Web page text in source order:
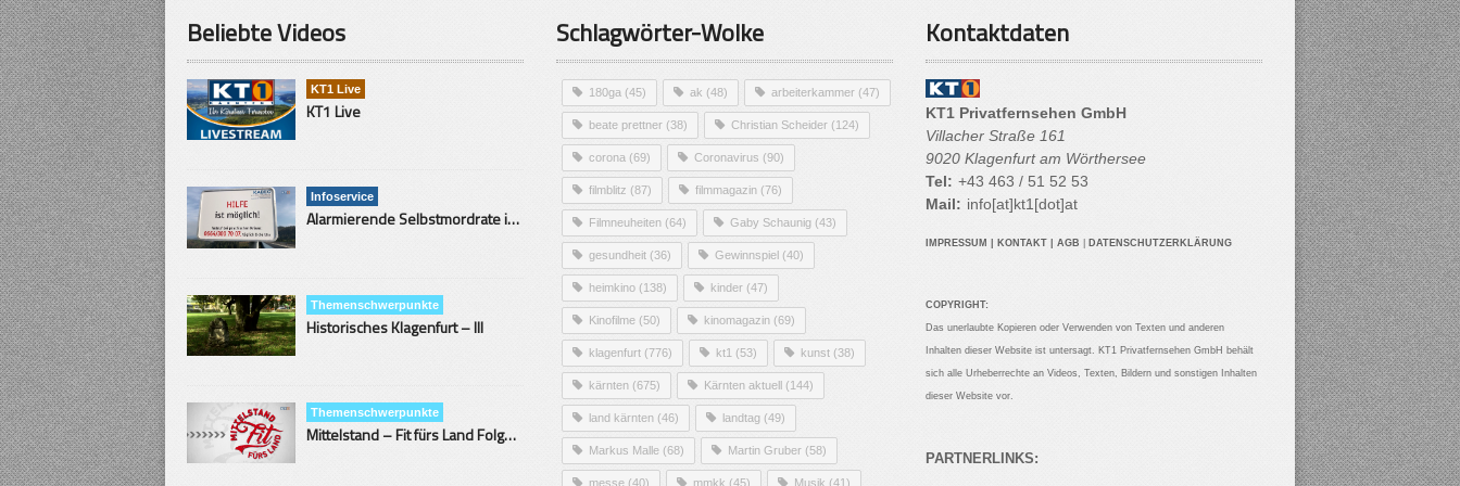
Beliebte Videos
KT1 Live
KT1 Live
Infoservice
Alarmierende Selbstmordrate in Kärnten
Themenschwerpunkte
Historisches Klagenfurt – III
Themenschwerpunkte
Mittelstand – Fit fürs Land Folge 9- Konditor
Schlagwörter-Wolke
180ga (45) ak (48) arbeiterkammer (47)
beate prettner (38) Christian Scheider (124)
corona (69) Coronavirus (90)
filmblitz (87) filmmagazin (76)
Filmneuheiten (64) Gaby Schaunig (43)
gesundheit (36) Gewinnspiel (40)
heimkino (138) kinder (47)
Kinofilme (50) kinomagazin (69)
klagenfurt (776) kt1 (53) kunst (38)
kärnten (675) Kärnten aktuell (144)
land kärnten (46) landtag (49)
Markus Malle (68) Martin Gruber (58)
messe (40) mmkk (45) Musik (41)
Kontaktdaten
KT1 Privatfernsehen GmbH
Villacher Straße 161
9020 Klagenfurt am Wörthersee
Tel: +43 463 / 51 52 53
Mail: info[at]kt1[dot]at
IMPRESSUM KONTAKT AGB DATENSCHUTZERKLÄRUNG
COPYRIGHT:
Das unerlaubte Kopieren oder Verwenden von Texten und anderen
Inhalten dieser Website ist untersagt. KT1 Privatfernsehen GmbH behält
sich alle Urheberrechte an Videos, Texten, Bildern und sonstigen Inhalten
dieser Website vor.
PARTNERLINKS: